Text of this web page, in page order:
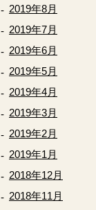
2019年8月
2019年7月
2019年6月
2019年5月
2019年4月
2019年3月
2019年2月
2019年1月
2018年12月
2018年11月